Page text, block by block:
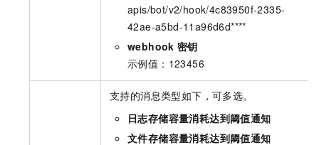
apis/bot/v2/hook/4c83950f-2335-
42ae-a5bd-11a96d6d****
webhook 密钥
示例值：123456
支持的消息类型如下，可多选。
日志存储容量消耗达到阈值通知
文件存储容量消耗达到阈值通知